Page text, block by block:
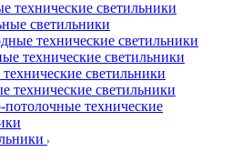
технические светильники
светильники
технические светильники
технические светильники
светильники
технические светильники
потолочные технические